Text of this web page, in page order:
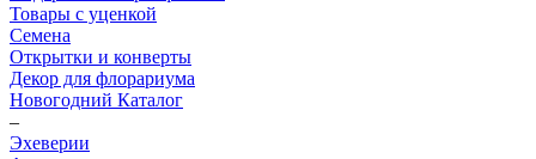
Товары с уценкой
Семена
Открытки и конверты
Декор для флорариума
Новогодний Каталог
–
Эхеверии